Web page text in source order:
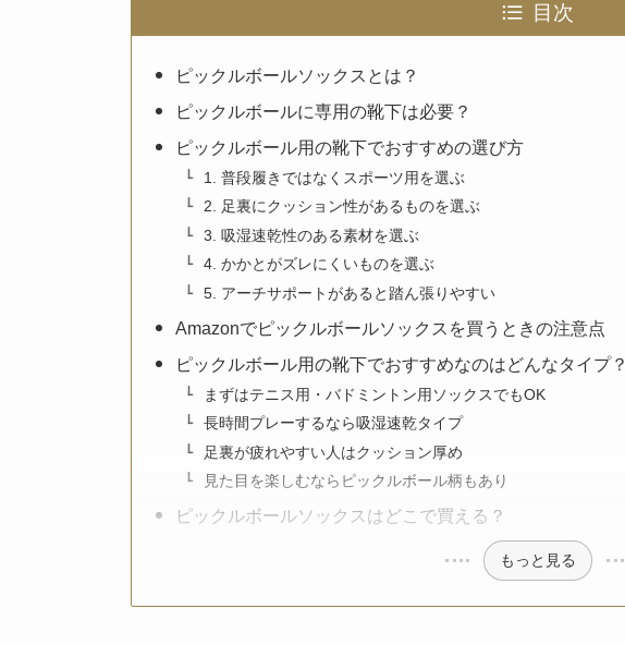
目次
ピックルボールソックスとは？
ピックルボールに専用の靴下は必要？
ピックルボール用の靴下でおすすめの選び方
1. 普段履きではなくスポーツ用を選ぶ
2. 足裏にクッション性があるものを選ぶ
3. 吸湿速乾性のある素材を選ぶ
4. かかとがズレにくいものを選ぶ
5. アーチサポートがあると踏ん張りやすい
Amazonでピックルボールソックスを買うときの注意点
ピックルボール用の靴下でおすすめなのはどんなタイプ？
まずはテニス用・バドミントン用ソックスでもOK
長時間プレーするなら吸湿速乾タイプ
足裏が疲れやすい人はクッション厚め
見た目を楽しむならピックルボール柄もあり
ピックルボールソックスはどこで買える？
もっと見る